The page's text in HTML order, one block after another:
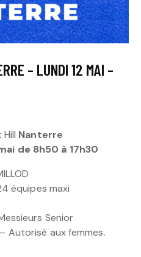
– LUNDI 12 MAI –
Nanterre
de 8h50 à 17h30
équipes maxi
Senior
Autorisé aux femmes.